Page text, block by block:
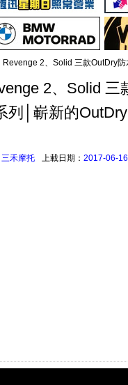
Revenge 2、Solid 三款OutDry
2、Solid 三
列│嶄新的
三禾摩托 上載日期： 2017-06-16